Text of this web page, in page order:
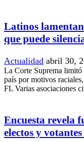
Latinos
que puede
Actualidad abril 30,
La Corte Suprema limitó
país por motivos
FL Varias asociaciones
Encuesta revela
electos y